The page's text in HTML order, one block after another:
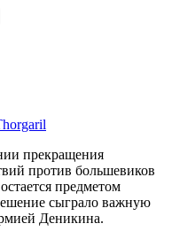
прекращения
против большевиков
предметом
сыграло важную
Деникина.